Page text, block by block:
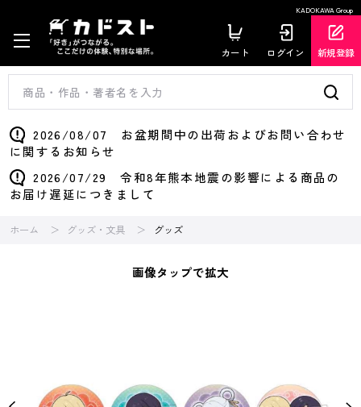
KADOKAWA Group
カート ログイン 新規登録
2026/08/07 お盆期間中の出荷およびお問い合わせ
に関するお知らせ
2026/07/29 令和8年熊本地震の影響による商品の
お届け遅延につきまして
ホーム グッズ・文具 グッズ
画像タップで拡大